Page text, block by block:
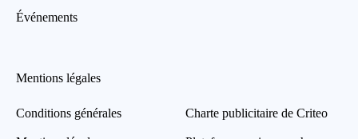
Événements
Mentions légales
Conditions générales Charte publicitaire de Criteo